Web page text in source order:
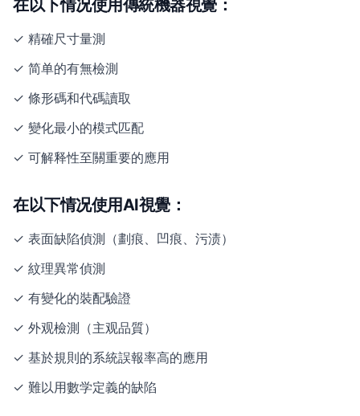
在以下情况使用傳統機器視覺：
✓ 精確尺寸量測
✓ 简单的有無檢測
✓ 條形碼和代碼讀取
✓ 變化最小的模式匹配
✓ 可解释性至關重要的應用
在以下情况使用AI視覺：
✓ 表面缺陷偵測（劃痕、凹痕、污渍）
✓ 紋理異常偵測
✓ 有變化的裝配驗證
✓ 外观檢測（主观品質）
✓ 基於規則的系統誤報率高的應用
✓ 難以用數学定義的缺陷